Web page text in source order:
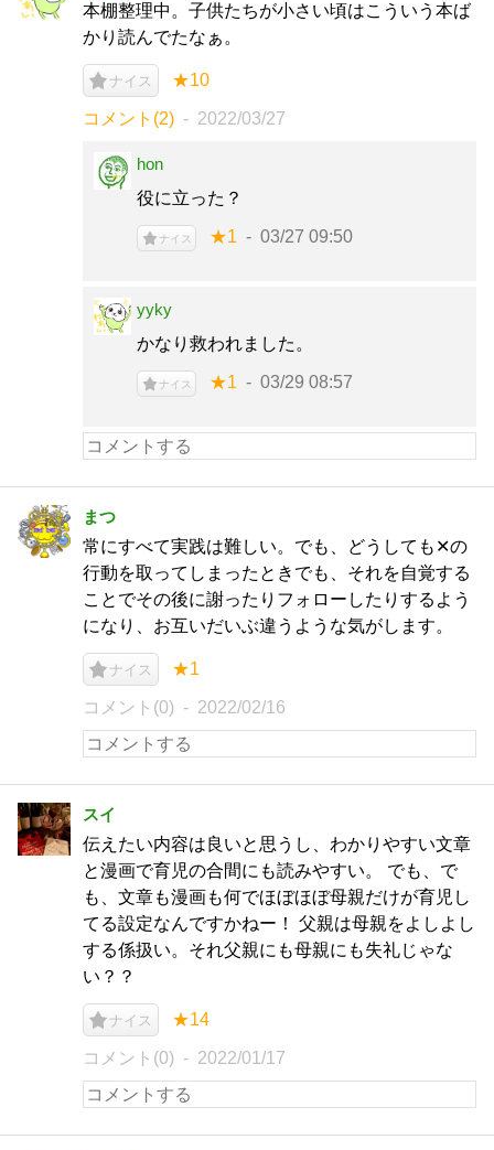
本棚整理中。子供たちが小さい頃はこういう本ば
かり読んでたなぁ。
ナイス ★10
コメント(2) 2022/03/27
hon
役に立った？
ナイス ★1 03/27 09:50
yyky
かなり救われました。
ナイス ★1 03/29 08:57
まつ
常にすべて実践は難しい。でも、どうしても✕の
行動を取ってしまったときでも、それを自覚する
ことでその後に謝ったりフォローしたりするよう
になり、お互いだいぶ違うような気がします。
ナイス ★1
コメント(0) 2022/02/16
スイ
伝えたい内容は良いと思うし、わかりやすい文章
と漫画で育児の合間にも読みやすい。 でも、で
も、文章も漫画も何でほぼほぼ母親だけが育児し
てる設定なんですかねー！ 父親は母親をよしよし
する係扱い。それ父親にも母親にも失礼じゃな
い？？
ナイス ★14
コメント(0) 2022/01/17